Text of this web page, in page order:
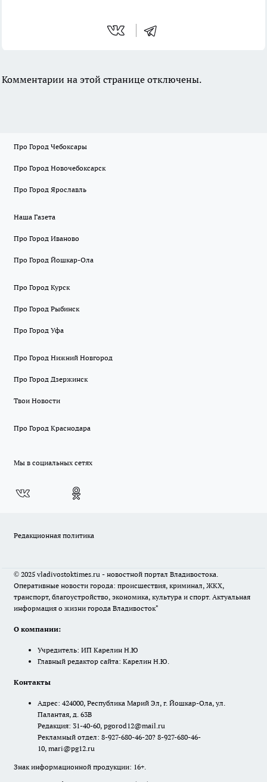
Комментарии на этой странице отключены.
Про Город Чебоксары
Про Город Новочебоксарск
Про Город Ярославль
Наша Газета
Про Город Иваново
Про Город Йошкар-Ола
Про Город Курск
Про Город Рыбинск
Про Город Уфа
Про Город Нижний Новгород
Про Город Дзержинск
Твои Новости
Про Город Краснодара
Мы в социальных сетях
Редакционная политика
© 2025 vladivostoktimes.ru - новостной портал Владивостока.
Оперативные новости города: происшествия, криминал, ЖКХ,
транспорт, благоустройство, экономика, культура и спорт. Актуальная
информация о жизни города Владивосток"
О компании:
Учредитель: ИП Карелин Н.Ю
Главный редактор сайта: Карелин Н.Ю.
Контакты
Адрес: 424000, Республика Марий Эл, г. Йошкар-Ола, ул.
Палантая, д. 63В
Редакция: 31-40-60, pgorod12@mail.ru
Рекламный отдел: 8-927-680-46-20? 8-927-680-46-
10, mari@pg12.ru
Знак информационной продукции: 16+.